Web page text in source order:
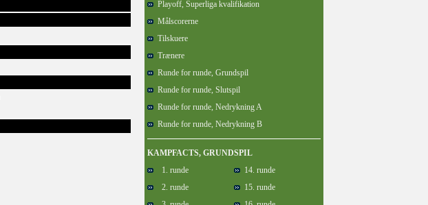
Playoff, Superliga kvalifikation
Målscorerne
Tilskuere
Trænere
Runde for runde, Grundspil
Runde for runde, Slutspil
Runde for runde, Nedrykning A
Runde for runde, Nedrykning B
KAMPFACTS, GRUNDSPIL
1. runde
14. runde
2. runde
15. runde